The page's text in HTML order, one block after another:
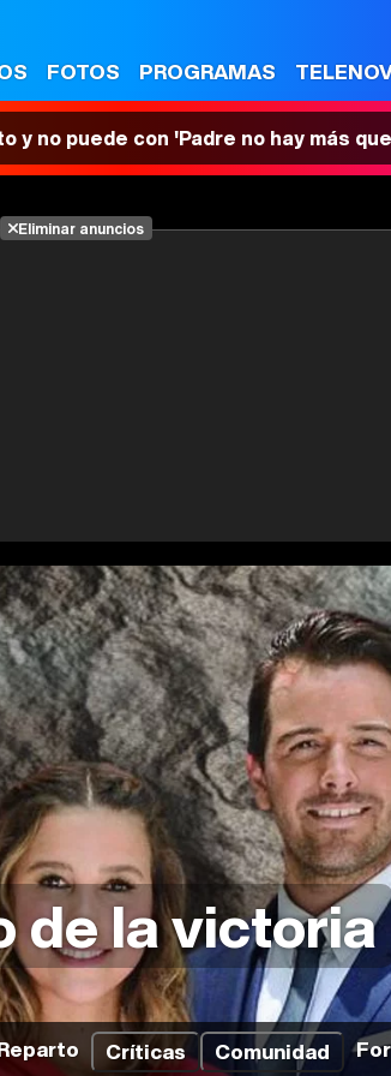
FOTOS PROGRAMAS
no puede con 'Padre no hay más
Eliminar anuncios
de la victoria
Críticas Comunidad